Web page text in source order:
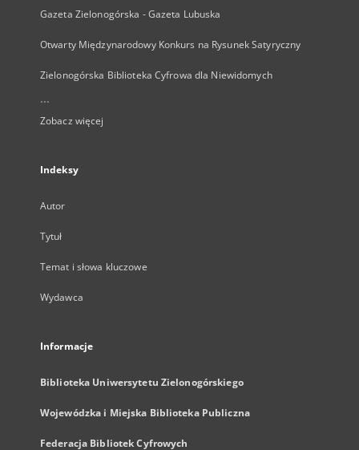
Gazeta Zielonogórska - Gazeta Lubuska
Otwarty Międzynarodowy Konkurs na Rysunek Satyryczny
Zielonogórska Biblioteka Cyfrowa dla Niewidomych
...
Zobacz więcej
Indeksy
Autor
Tytuł
Temat i słowa kluczowe
Wydawca
Informacje
Biblioteka Uniwersytetu Zielonogórskiego
Wojewódzka i Miejska Biblioteka Publiczna
Federacja Bibliotek Cyfrowych